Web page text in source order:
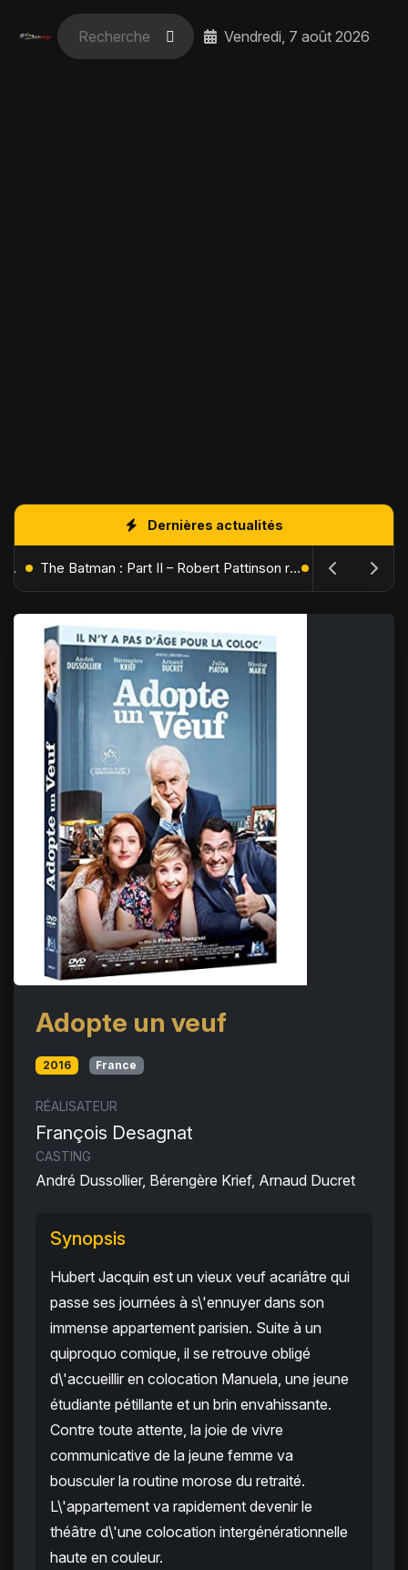
Vendredi, 7 août 2026
Dernières actualités
L'Âge de Glace : Le Réveil du Volcan – Manny, Sid et Diego de retour pour une aventure explosive The Batman : Part II – Robert Pattinson replonge dans les ténèbres de Gotham dès octobre 2027
Adopte un veuf
2016 France
RÉALISATEUR
François Desagnat
CASTING
André Dussollier, Bérengère Krief, Arnaud Ducret
Synopsis
Hubert Jacquin est un vieux veuf acariâtre qui
passe ses journées à s\'ennuyer dans son
immense appartement parisien. Suite à un
quiproquo comique, il se retrouve obligé
d\'accueillir en colocation Manuela, une jeune
étudiante pétillante et un brin envahissante.
Contre toute attente, la joie de vivre
communicative de la jeune femme va
bousculer la routine morose du retraité.
L\'appartement va rapidement devenir le
théâtre d\'une colocation intergénérationnelle
haute en couleur.